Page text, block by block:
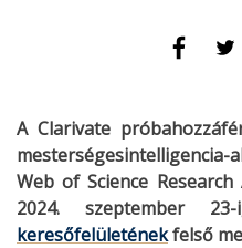
A Clarivate
Web of Science
2024. szeptember
keresőfelületénekfelső